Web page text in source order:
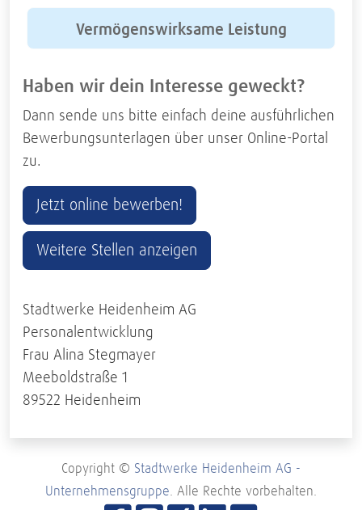
Vermögenswirksame Leistung
Haben wir dein Interesse geweckt?
Dann sende uns bitte einfach deine ausführlichen
Bewerbungsunterlagen über unser Online-Portal
zu.
Jetzt online bewerben!
Weitere Stellen anzeigen
Stadtwerke Heidenheim AG
Personalentwicklung
Frau Alina Stegmayer
Meeboldstraße 1
89522 Heidenheim
Copyright © Stadtwerke Heidenheim AG -
Unternehmensgruppe. Alle Rechte vorbehalten.